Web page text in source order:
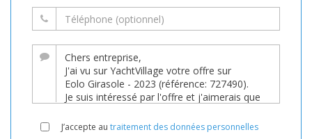
J’accepte au traitement des données personnelles